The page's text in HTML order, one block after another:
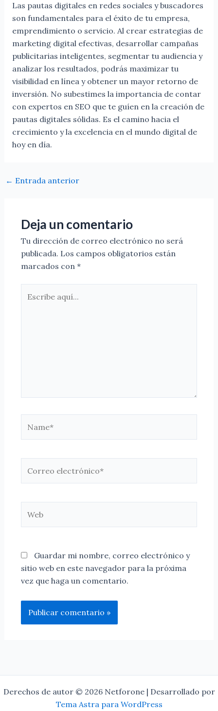
Las pautas digitales en redes sociales y buscadores
son fundamentales para el éxito de tu empresa,
emprendimiento o servicio. Al crear estrategias de
marketing digital efectivas, desarrollar campañas
publicitarias inteligentes, segmentar tu audiencia y
analizar los resultados, podrás maximizar tu
visibilidad en línea y obtener un mayor retorno de
inversión. No subestimes la importancia de contar
con expertos en SEO que te guíen en la creación de
pautas digitales sólidas. Es el camino hacia el
crecimiento y la excelencia en el mundo digital de
hoy en día.
← Entrada anterior
Deja un comentario
Tu dirección de correo electrónico no será
publicada. Los campos obligatorios están
marcados con *
aquí...
electrónico*
Guardar mi nombre, correo electrónico y
sitio web en este navegador para la próxima
vez que haga un comentario.
Derechos de autor © 2026 Netforone | Desarrollado por
Tema Astra para WordPress